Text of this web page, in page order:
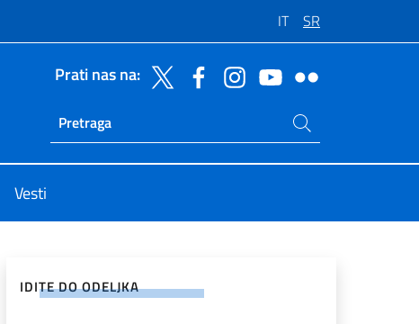
IT SR
Prati nas na:
Ricerca sito live
Potraži na sajtu
Vesti
IDITE DO ODELJKA